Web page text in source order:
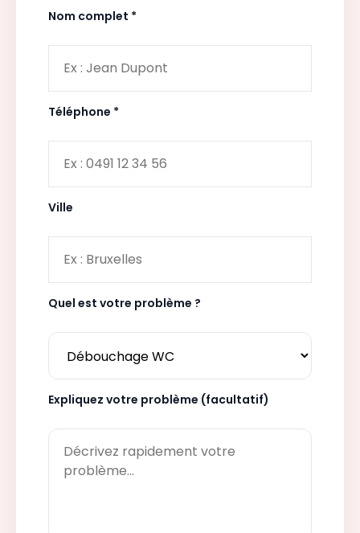
Nom complet *
Téléphone *
Ville
Quel est votre problème ?
Expliquez votre problème (facultatif)